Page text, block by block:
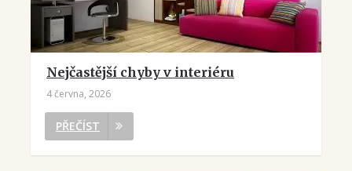
Nejčastější chyby v interiéru
4 června, 2026
PŘEČÍST